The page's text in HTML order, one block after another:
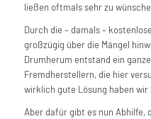
ließen oftmals sehr zu
Durch die – damals –
großzügig über die Mängel
Drumherum entstand ein
Fremdherstellern, die hier
wirklich gute Lösung haben
Aber dafür gibt es nun Abhilfe,